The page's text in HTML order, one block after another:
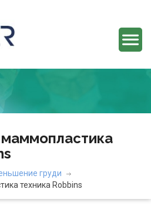
груди
техника Robbins